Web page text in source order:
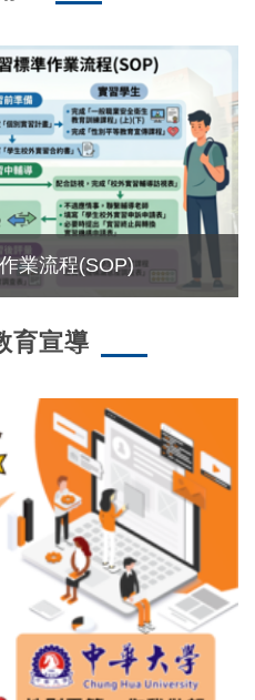
業流程(SOP)
育宣導